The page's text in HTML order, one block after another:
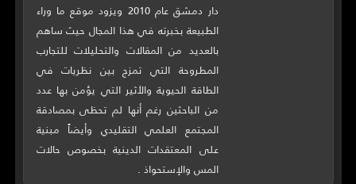
دار دمشق عام 2010 ويزود موقع ما وراء
الطبيعة بخبرته في هذا المجال حيث ساهم
بالعديد من المقالات والتحليلات للتجارب
المطروحة التي تمزج بين نظريات في
الطاقة الحيوية والأثير التي يؤمن بها عدد
من الباحثين رغم أنها لم تحظى بمصادقة
المجتمع العلمي التقليدي وأيضاً مبنية
على المعتقدات الدينية بخصوص حالات
المس والإستحواذ .